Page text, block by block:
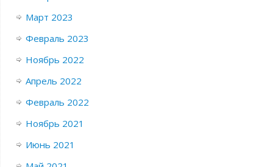
Март 2023
Февраль 2023
Ноябрь 2022
Апрель 2022
Февраль 2022
Ноябрь 2021
Июнь 2021